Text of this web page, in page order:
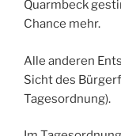
Quarmbeck
Chance mehr.
Alle anderen
Sicht des
Tagesordnung).